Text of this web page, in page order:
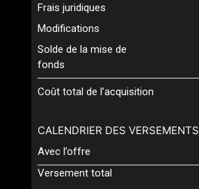
Frais juridiques
Modifications
Solde de la mise de
fonds
Coût total de l’acquisition
CALENDRIER DES VERSEMENTS
Avec l’offre
Versement total